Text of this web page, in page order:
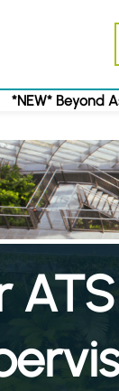
*NEW* Beyond